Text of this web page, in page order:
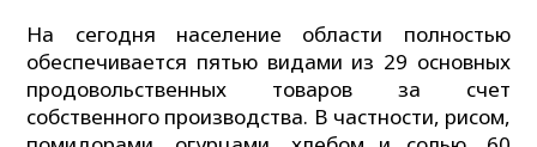
На сегодня население области полностью
обеспечивается пятью видами из 29 основных
продовольственных товаров за счет
собственного производства. В частности, рисом,